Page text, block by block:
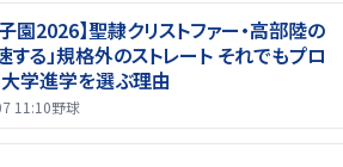
園2026】聖隷クリストファー・高部陸の
する」規格外のストレート それでもプロ
学進学を選ぶ理由
11:10野球